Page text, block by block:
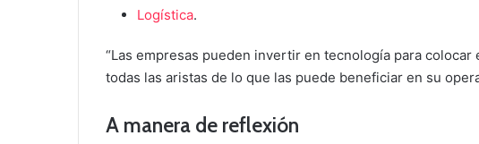
Logística.
“Las empresas pueden invertir en tecnología para
todas las aristas de lo que las puede beneficiar en su
A manera de reflexión